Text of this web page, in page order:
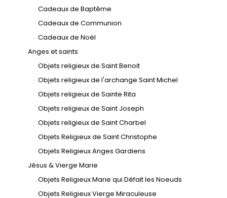
Cadeaux de Baptême
Cadeaux de Communion
Cadeaux de Noël
Anges et saints
Objets religieux de Saint Benoit
Objets religieux de l'archange Saint Michel
Objets religieux de Sainte Rita
Objets religieux de Saint Joseph
Objets religieux de Saint Charbel
Objets Religieux de Saint Christophe
Objets Religieux Anges Gardiens
Jésus & Vierge Marie
Objets Religieux Marie qui Défait les Noeuds
Objets Religieux Vierge Miraculeuse